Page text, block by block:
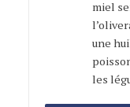
miel
une
les